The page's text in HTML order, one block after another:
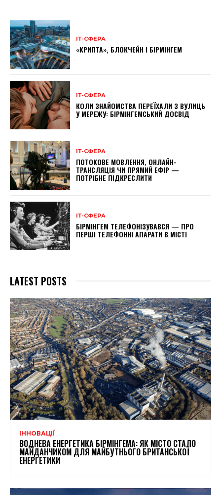
ІТ-СФЕРА
«КРИПТА», БЛОКЧЕЙН І БІРМІНГЕМ
ІТ-СФЕРА
КОЛИ ЗНАЙОМСТВА ПЕРЕЇХАЛИ З ВУЛИЦЬ
У МЕРЕЖУ: БІРМІНГЕМСЬКИЙ ДОСВІД
ІТ-СФЕРА
ПОТОКОВЕ МОВЛЕННЯ, ОНЛАЙН-
ТРАНСЛЯЦІЯ ЧИ ПРЯМИЙ ЕФІР —
ПОТРІБНЕ ПІДКРЕСЛИТИ
ІТ-СФЕРА
БІРМІНГЕМ ТЕЛЕФОНІЗУВАВСЯ — ПРО
ПЕРШІ ТЕЛЕФОННІ АПАРАТИ В МІСТІ
LATEST POSTS
ІННОВАЦІЇ
ВОДНЕВА ЕНЕРГЕТИКА БІРМІНГЕМА: ЯК МІСТО СТАЛО
МАЙДАНЧИКОМ ДЛЯ МАЙБУТНЬОГО БРИТАНСЬКОЇ
ЕНЕРГЕТИКИ